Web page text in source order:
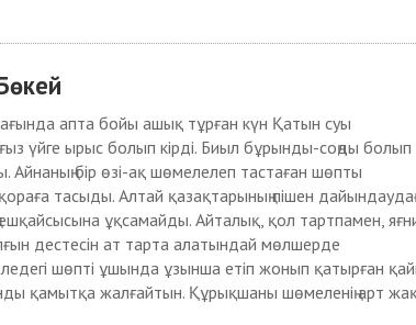
апта бойы ашық тұрған күн Қатын суы
үйге ырыс болып кірді. Биыл бұрынды-соңды болып
Айнаның бір өзі-ақ шөмелелеп тастаған шөпты
қораға тасыды. Алтай қазақтарының пішен
ешқайсысына ұқсамайды. Айталық, қол тартпамен,
дестесін ат тарта алатындай мөлшерде
шөпті ұшында ұзынша етіп жонып қатырған
қамытқа жалғайтын. Құрықшаны шөмеленің арт